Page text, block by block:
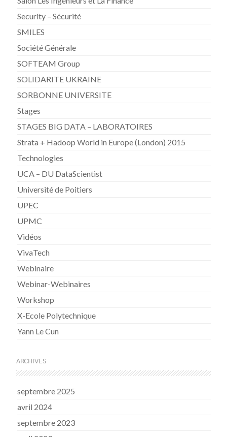
Security – Sécurité
SMILES
Société Générale
SOFTEAM Group
SOLIDARITE UKRAINE
SORBONNE UNIVERSITE
Stages
STAGES BIG DATA – LABORATOIRES
Strata + Hadoop World in Europe (London) 2015
Technologies
UCA – DU DataScientist
Université de Poitiers
UPEC
UPMC
Vidéos
VivaTech
Webinaire
Webinar-Webinaires
Workshop
X-Ecole Polytechnique
Yann Le Cun
ARCHIVES
septembre 2025
avril 2024
septembre 2023